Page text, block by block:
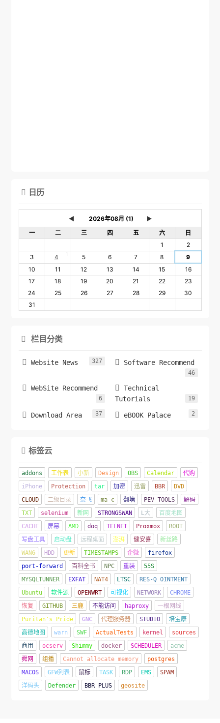
 日历
◄
►
一
二 三 四 五 六
日
1
2
3
4 1 5 6 7 8
9
10
11 12 13 14 15
16
17
18 19 20 21 22
23
24
25 26 27 28 29
30
31
 栏目分类
 Website News 327  Software Recommend
46
 WebSite Recommend
6

Technical
Tutorials
19
 Download Area 37  eBOOK Palace 2
 标签云
addons 工作表 小新 Design OBS Calendar
代购
iPhone
Protection tar 加密 迅雷 BBR
DVD
CLOUD
二级目录 奈飞 ma c 翻墙 PEV TOOLS
解码
TXT
selenium 新网 STRONGSWAN L大
百度地图
CACHE
屏幕 AMD doq TELNET Proxmox
ROOT
写盘工具
启动盘 远程桌面 澎湃 健安喜
新丝路
WAN6
HDD 更新 TIMESTAMPS 企微
firefox
port-forward
百科全书 NPC 重装
55S
MYSQLTUNNER
EXFAT NAT4 LTSC
RES-Q OINTMENT
Ubuntu
软件源 OPENWRT 可视化 NETWORK
CHROME
恢复
GITHUB 三鹿 不能访问 haproxy
一根网线
Puritan's Pride
GNC 代理服务器 STUDIO
培宝康
高德地图
warn SWF ActualTests kernel
sources
商用
ocserv Shimmy docker SCHEDULER
acme
舜网
组播 Cannot allocate memory
postgres
MACOS
GFW列表 鼠标 TASK RDP EMS
SPAM
洋码头
Defender BBR PLUS geosite